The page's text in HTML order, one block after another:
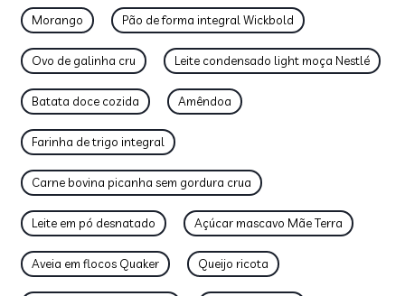
Morango Pão de forma integral Wickbold
Ovo de galinha cru Leite condensado light moça Nestlé
Batata doce cozida Amêndoa
Farinha de trigo integral
Carne bovina picanha sem gordura crua
Leite em pó desnatado Açúcar mascavo Mãe Terra
Aveia em flocos Quaker Queijo ricota